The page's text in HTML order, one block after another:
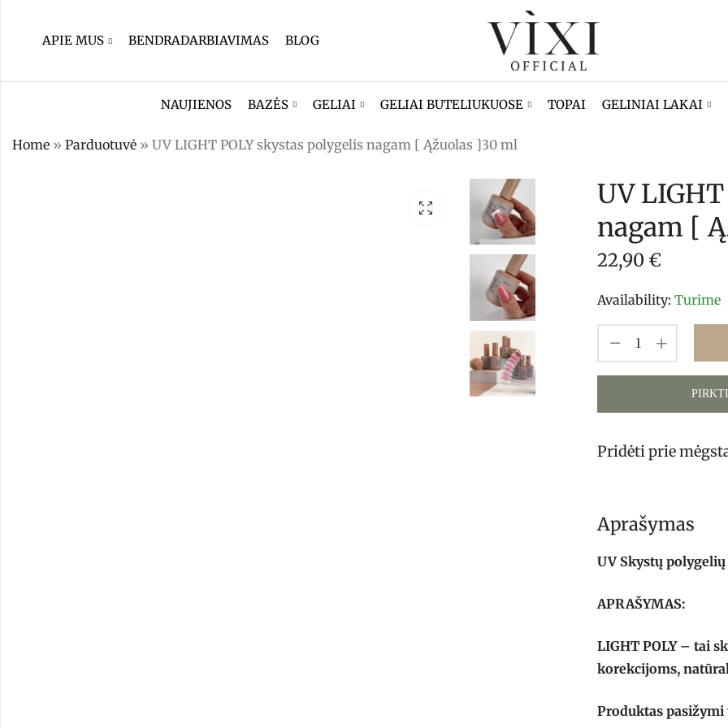
APIE MUS BENDRADARBIAVIMAS BLOG
NAUJIENOS BAZĖS GELIAI GELIAI BUTELIUKUOSE TOPAI GELINIAI LAKAI
Home » Parduotuvė » UV LIGHT POLY skystas polygelis nagam [ Ąžuolas ]30 ml
UV
nagam [
22,90 €
Availability: Turime
Pridėti prie
Aprašymas
UV Skystų
APRAŠYMAS:
LIGHT POLY – tai
korekcijoms,
Produktas